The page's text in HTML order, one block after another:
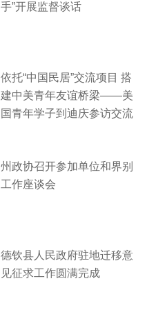
手”开展监督谈话
依托“中国民居”交流项目 搭
建中美青年友谊桥梁——美
国青年学子到迪庆参访交流
州政协召开参加单位和界别
工作座谈会
德钦县人民政府驻地迁移意
见征求工作圆满完成